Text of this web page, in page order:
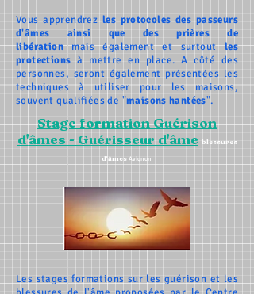
Vous apprendrez les protocoles des passeurs
d'âmes ainsi que des prières de
libérationmais également et surtoutles
protections à mettre en place. A côté des
personnes, seront également présentées les
techniques à utiliser pour les maisons,
souvent qualifiées de "maisons hantées".
Stage formation Guérison
d'âmes - Guérisseur d'âme blessures
d'âmes Avignon
Les stages formations sur les guérison et les